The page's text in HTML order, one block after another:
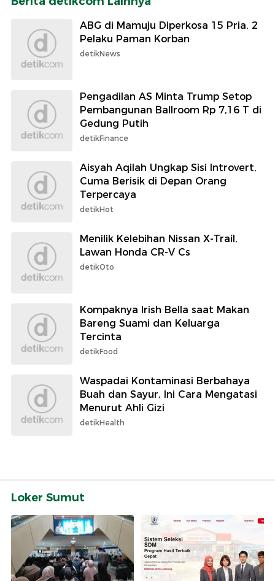
ABG di Mamuju Diperkosa 15 Pria, 2
Pelaku Paman Korban
detikNews
Pengadilan AS Minta Trump Setop
Pembangunan Ballroom Rp 7,16 T di
Gedung Putih
detikFinance
Aisyah Aqilah Ungkap Sisi Introvert,
Cuma Berisik di Depan Orang
Terpercaya
detikHot
Menilik Kelebihan Nissan X-Trail,
Lawan Honda CR-V Cs
detikOto
Kompaknya Irish Bella saat Makan
Bareng Suami dan Keluarga
Tercinta
detikFood
Waspadai Kontaminasi Berbahaya
Buah dan Sayur, Ini Cara Mengatasi
Menurut Ahli Gizi
detikHealth
Loker Sumut